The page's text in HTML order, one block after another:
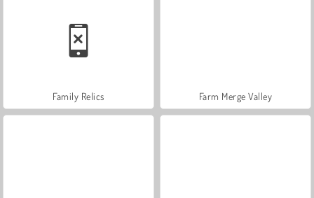
Family Relics Farm Merge Valley